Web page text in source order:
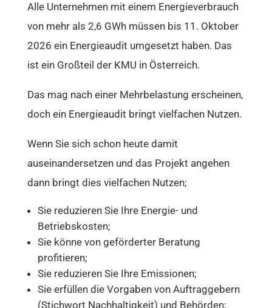
Alle Unternehmen mit einem Energieverbrauch
von mehr als 2,6 GWh müssen bis 11. Oktober
2026 ein Energieaudit umgesetzt haben. Das
ist ein Großteil der KMU in Österreich.
Das mag nach einer Mehrbelastung erscheinen,
doch ein Energieaudit bringt vielfachen Nutzen.
Wenn Sie sich schon heute damit
auseinandersetzen und das Projekt angehen
dann bringt dies vielfachen Nutzen;
Sie reduzieren Sie Ihre Energie- und
Betriebskosten;
Sie könne von geförderter Beratung
profitieren;
Sie reduzieren Sie Ihre Emissionen;
Sie erfüllen die Vorgaben von Auftraggebern
(Stichwort Nachhaltigkeit) und Behörden;